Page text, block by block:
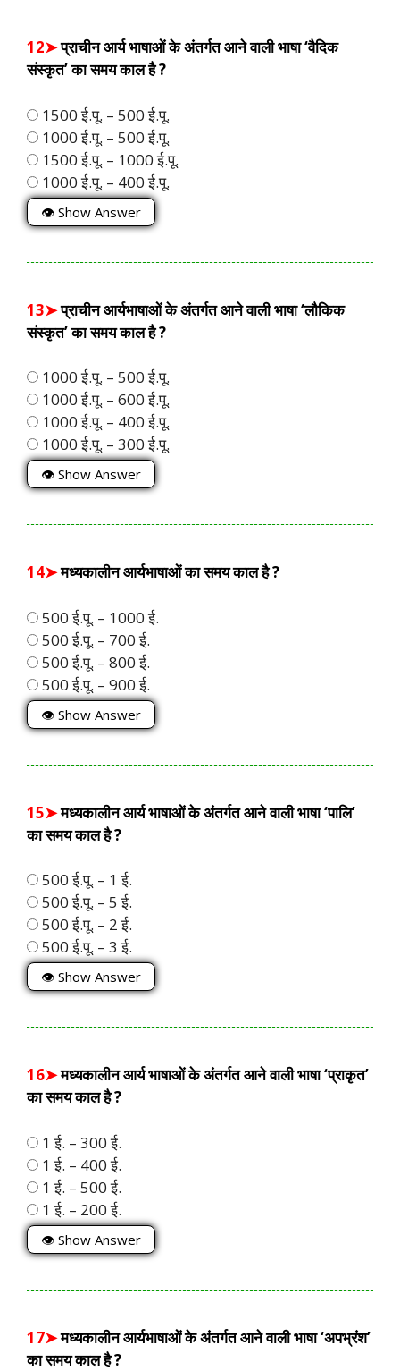
12➤प्राचीन आर्य भाषाओं के अंतर्गत आने वाली भाषा ‘वैदिक
संस्कृत’ का समय काल है ?
1500 ई.पू. – 500 ई.पू.
1000 ई.पू. – 500 ई.पू.
1500 ई.पू. – 1000 ई.पू.
1000 ई.पू. – 400 ई.पू.
👁 Show Answer
13➤प्राचीन आर्यभाषाओं के अंतर्गत आने वाली भाषा ‘लौकिक
संस्कृत’ का समय काल है ?
1000 ई.पू. – 500 ई.पू.
1000 ई.पू. – 600 ई.पू.
1000 ई.पू. – 400 ई.पू.
1000 ई.पू. – 300 ई.पू.
👁 Show Answer
14➤मध्यकालीन आर्यभाषाओं का समय काल है ?
500 ई.पू. – 1000 ई.
500 ई.पू. – 700 ई.
500 ई.पू. – 800 ई.
500 ई.पू. – 900 ई.
👁 Show Answer
15➤मध्यकालीन आर्य भाषाओं के अंतर्गत आने वाली भाषा ‘पालि’
का समय काल है ?
500 ई.पू. – 1 ई.
500 ई.पू. – 5 ई.
500 ई.पू. – 2 ई.
500 ई.पू. – 3 ई.
👁 Show Answer
16➤मध्यकालीन आर्य भाषाओं के अंतर्गत आने वाली भाषा ‘प्राकृत’
का समय काल है ?
1 ई. – 300 ई.
1 ई. – 400 ई.
1 ई. – 500 ई.
1 ई. – 200 ई.
👁 Show Answer
17➤मध्यकालीन आर्यभाषाओं के अंतर्गत आने वाली भाषा ‘अपभ्रंश’
का समय काल है ?